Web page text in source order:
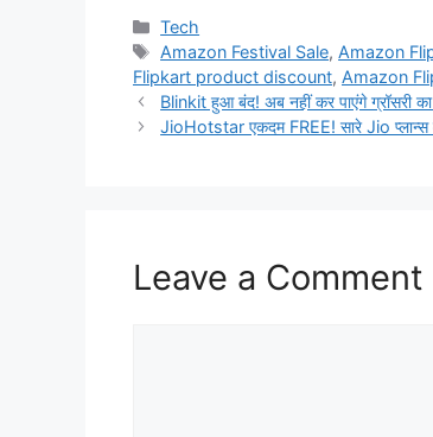
Categories
Tech
Tags
Amazon Festival Sale, Amazon
Flipkart product discount, Amazon
Blinkit हुआ बंद! अब नहीं कर पाएंगे ग्रॉसरी
JioHotstar एकदम FREE! सारे Jio प्लान्स
Leave a Comment